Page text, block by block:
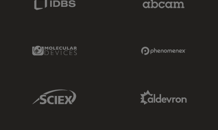
Molecular Devices Link
Sciex Link